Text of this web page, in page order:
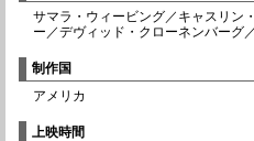
サマラ・ウィービング／キャスリン
ー／デヴィッド・クローネンバーグ
制作国
アメリカ
上映時間